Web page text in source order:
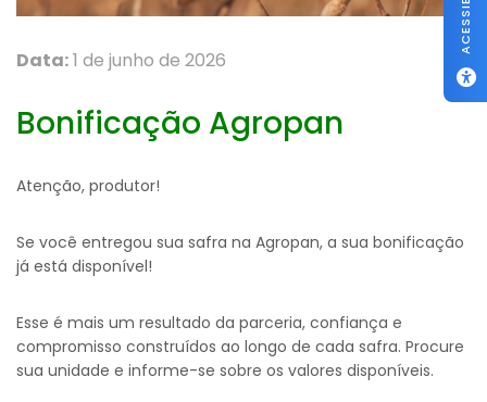
Data:1 de junho de 2026
Bonificação Agropan
Atenção, produtor!
Se você entregou sua safra na Agropan, a sua bonificação
já está disponível!
Esse é mais um resultado da parceria, confiança e
compromisso construídos ao longo de cada safra. Procure
sua unidade e informe-se sobre os valores disponíveis.